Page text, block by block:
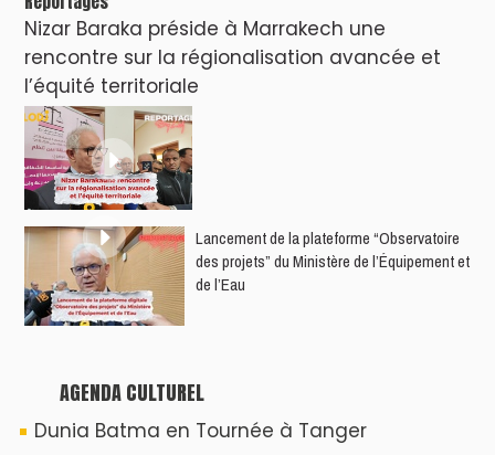
Nizar Baraka préside à Marrakech une
rencontre sur la régionalisation avancée et
l’équité territoriale
​Lancement de la plateforme “Observatoire
des projets” du Ministère de l’Équipement et
de l’Eau
AGENDA CULTUREL
Dunia Batma en Tournée à Tanger